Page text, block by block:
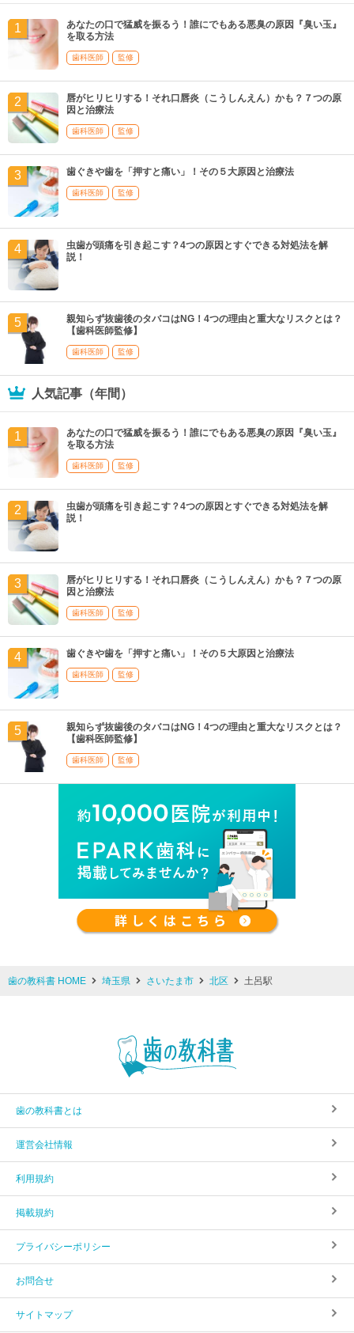
あなたの口で猛威を振るう！誰にでもある悪臭の原因『臭い玉』
を取る方法
歯科医師 監修
唇がヒリヒリする！それ口唇炎（こうしんえん）かも？７つの原
因と治療法
歯科医師 監修
歯ぐきや歯を「押すと痛い」！その５大原因と治療法
歯科医師 監修
虫歯が頭痛を引き起こす？4つの原因とすぐできる対処法を解
説！
親知らず抜歯後のタバコはNG！4つの理由と重大なリスクとは？
【歯科医師監修】
歯科医師 監修
人気記事（年間）
あなたの口で猛威を振るう！誰にでもある悪臭の原因『臭い玉』
を取る方法
歯科医師 監修
虫歯が頭痛を引き起こす？4つの原因とすぐできる対処法を解
説！
唇がヒリヒリする！それ口唇炎（こうしんえん）かも？７つの原
因と治療法
歯科医師 監修
歯ぐきや歯を「押すと痛い」！その５大原因と治療法
歯科医師 監修
親知らず抜歯後のタバコはNG！4つの理由と重大なリスクとは？
【歯科医師監修】
歯科医師 監修
歯の教科書 HOME 埼玉県 さいたま市 北区 土呂駅
歯の教科書とは
運営会社情報
利用規約
掲載規約
プライバシーポリシー
お問合せ
サイトマップ